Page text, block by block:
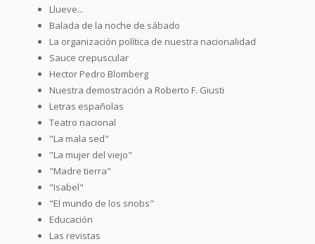
Llueve...
Balada de la noche de sábado
La organización política de nuestra nacionalidad
Sauce crepuscular
Hector Pedro Blomberg
Nuestra demostración a Roberto F. Giusti
Letras españolas
Teatro nacional
"La mala sed"
"La mujer del viejo"
"Madre tierra"
"Isabel"
"El mundo de los snobs"
Educación
Las revistas